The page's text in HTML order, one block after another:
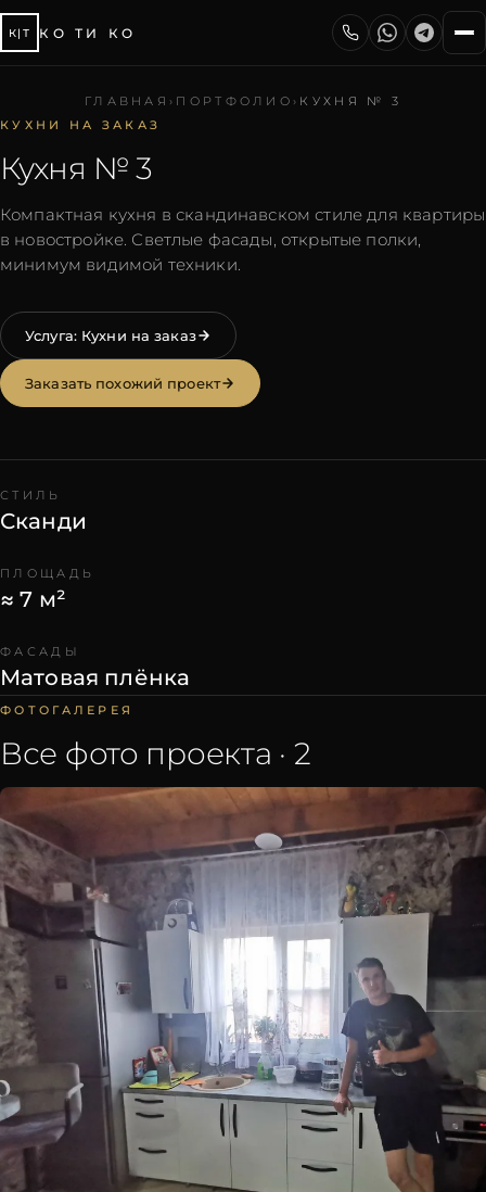
К|Т КО ТИ КО
ГЛАВНАЯ› ПОРТФОЛИО› КУХНЯ № 3
КУХНИ НА ЗАКАЗ
Кухня № 3
Компактная кухня в скандинавском стиле для квартиры
в новостройке. Светлые фасады, открытые полки,
минимум видимой техники.
Услуга: Кухни на заказ
Заказать похожий проект
СТИЛЬ
Сканди
ПЛОЩАДЬ
≈ 7 м²
ФАСАДЫ
Матовая плёнка
ФОТОГАЛЕРЕЯ
Все фото проекта · 2